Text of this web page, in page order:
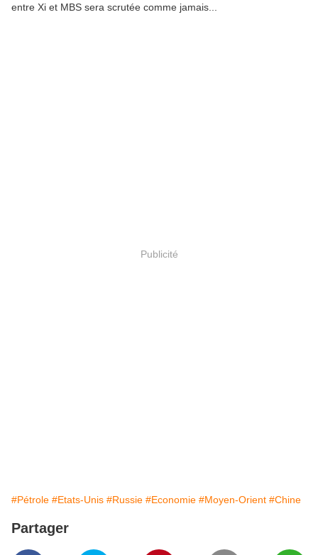
entre Xi et MBS sera scrutée comme jamais...
Publicité
#Pétrole #Etats-Unis #Russie #Economie #Moyen-Orient #Chine
Partager